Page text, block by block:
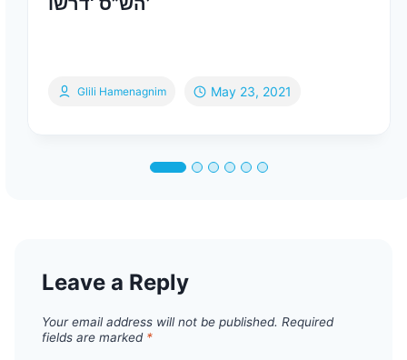
Glili Hamenagnim May 23, 2021
Leave a Reply
Your email address will not be published. Required
fields are marked *